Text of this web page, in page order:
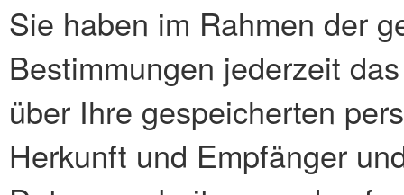
Sie haben im Rahmen der
Bestimmungen jederzeit
über Ihre gespeicherten
Herkunft und Empfänger